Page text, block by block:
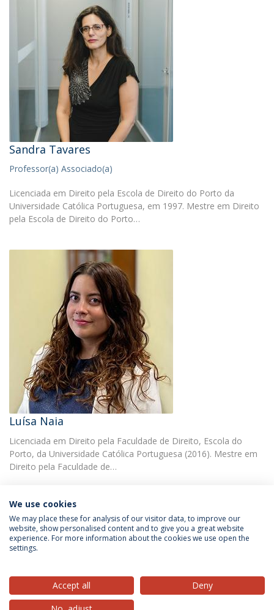
Sandra Tavares
Professor(a) Associado(a)
Licenciada em Direito pela Escola de Direito do Porto da
Universidade Católica Portuguesa, em 1997. Mestre em Direito
pela Escola de Direito do Porto…
Luísa Naia
Licenciada em Direito pela Faculdade de Direito, Escola do
Porto, da Universidade Católica Portuguesa (2016). Mestre em
Direito pela Faculdade de…
Política de Privacidade
Termos & Condições
We use cookies
We may place these for analysis of our visitor data, to improve our
website, show personalised content and to give you a great website
experience. For more information about the cookies we use open the
settings.
Accept all
Deny